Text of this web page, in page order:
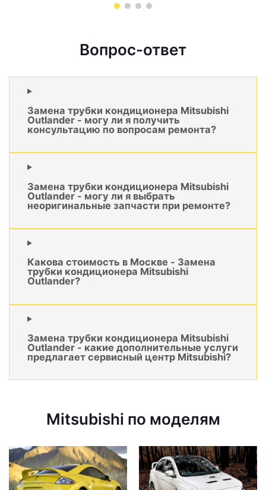
Вопрос-ответ
Замена трубки кондиционера Mitsubishi
Outlander - могу ли я получить
консультацию по вопросам ремонта?
Замена трубки кондиционера Mitsubishi
Outlander - могу ли я выбрать
неоригинальные запчасти при ремонте?
Какова стоимость в Москве - Замена
трубки кондиционера Mitsubishi
Outlander?
Замена трубки кондиционера Mitsubishi
Outlander - какие дополнительные услуги
предлагает сервисный центр Mitsubishi?
Mitsubishi по моделям